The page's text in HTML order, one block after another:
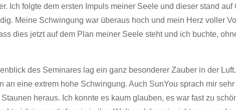
Ich folgte dem ersten Impuls meiner Seele und dieser stand
Meine Schwingung war überaus hoch und mein Herz voller
dies jetzt auf dem Plan meiner Seele steht und ich buchte,
des Seminares lag ein ganz besonderer Zauber in der
an eine extrem hohe Schwingung. Auch SunYou sprach mir
heraus. Ich konnte es kaum glauben, es war fast zu